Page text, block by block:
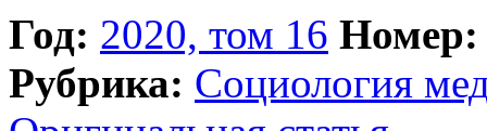
Год: 2020, том 16 Номер:
Рубрика: Социология